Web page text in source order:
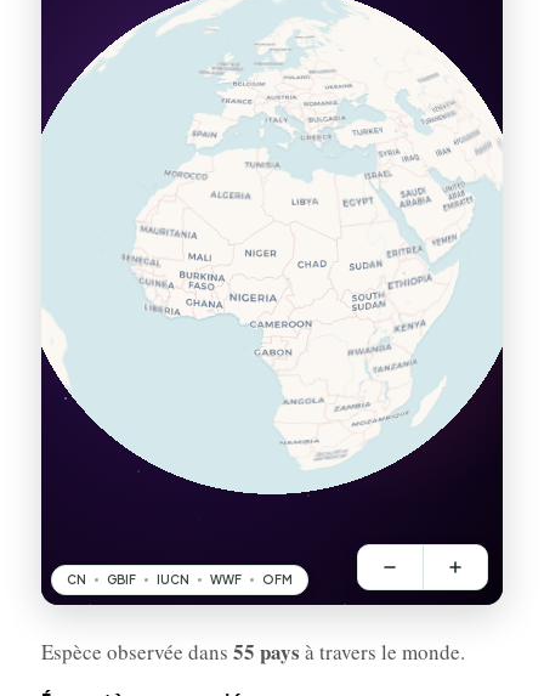
Espèce observée dans 55 pays à travers le monde.